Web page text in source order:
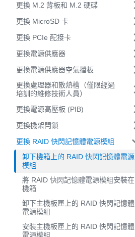
更換 M.2 背板和 M.2 硬碟
更換 MicroSD 卡
更換 PCIe 配接卡
更換電源供應器
更換電源供應器空氣擋板
更換處理器和散熱槽（僅限經過
培訓的維修技術人員）
更換電源高壓板 (PIB)
更換機架閂鎖
更換 RAID 快閃記憶體電源模組
卸下機箱上的 RAID 快閃記憶體電源
模組
將 RAID 快閃記憶體電源模組安裝在
機箱
卸下主機板匣上的 RAID 快閃記憶體
電源模組
安裝主機板匣上的 RAID 快閃記憶體
電源模組